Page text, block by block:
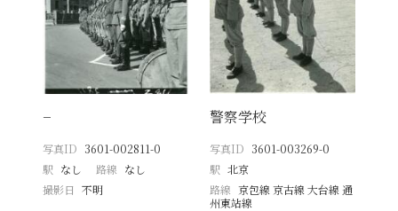
−
写真ID 3601-002811-0
駅 なし 路線 なし
撮影日
不明
警察学校
写真ID 3601-003269-0
駅 北京
路線 京包線 京古線 大台線 通
州東站線